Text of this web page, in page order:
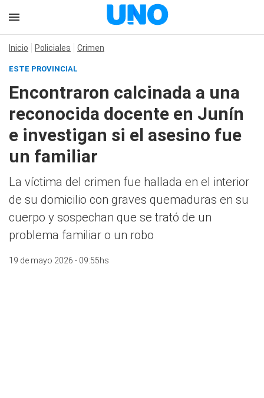
Inicio Policiales Crimen
ESTE PROVINCIAL
Encontraron calcinada a una
reconocida docente en Junín
e investigan si el asesino fue
un familiar
La víctima del crimen fue hallada en el interior
de su domicilio con graves quemaduras en su
cuerpo y sospechan que se trató de un
problema familiar o un robo
19 de mayo 2026 - 09:55hs